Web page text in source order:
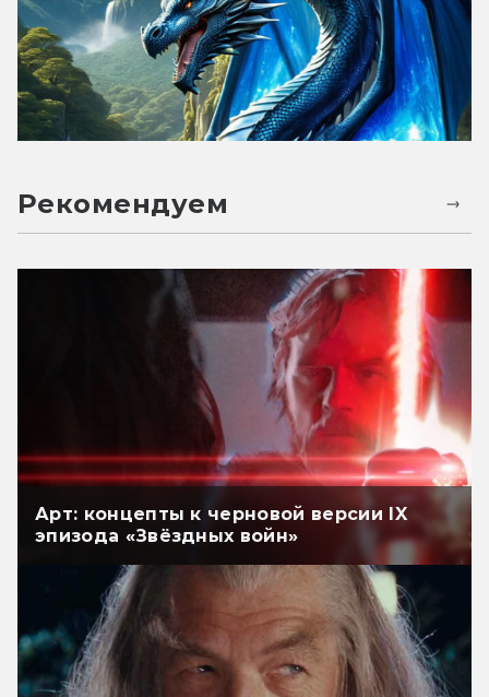
Рекомендуем
Арт: концепты к черновой версии IX
эпизода «Звёздных войн»